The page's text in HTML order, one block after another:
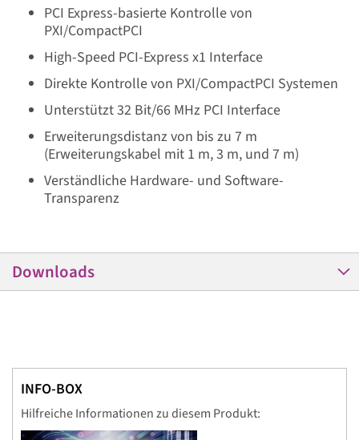
PCI Express-basierte Kontrolle von
PXI/CompactPCI
High-Speed PCI-Express x1 Interface
Direkte Kontrolle von PXI/CompactPCI Systemen
Unterstützt 32 Bit/66 MHz PCI Interface
Erweiterungsdistanz von bis zu 7 m
(Erweiterungskabel mit 1 m, 3 m, und 7 m)
Verständliche Hardware- und Software-
Transparenz
Downloads
INFO-BOX
Hilfreiche Informationen zu diesem Produkt: